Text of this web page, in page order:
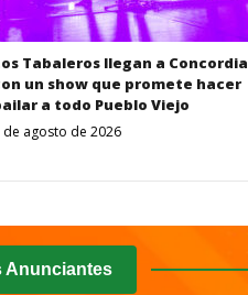
Tabaleros llegan a Concordia
un show que promete hacer
a todo Pueblo Viejo
de agosto de 2026
Anunciantes